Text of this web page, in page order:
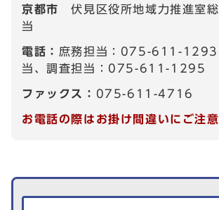
京都市伏見区役所地域力推進室
当
電話： 庶務担当：075-611-
当、調査担当：075-611-1295
ファックス： 075-611-4716
お電話の際はお掛け間違いにご注
生活情報を探す